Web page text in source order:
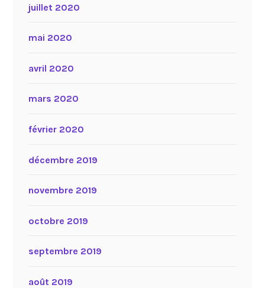
juillet 2020
mai 2020
avril 2020
mars 2020
février 2020
décembre 2019
novembre 2019
octobre 2019
septembre 2019
août 2019